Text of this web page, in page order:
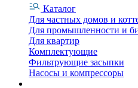
Каталог
Для частных домов и
Для промышленности и
Для квартир
Комплектующие
Фильтрующие засыпки
Насосы и компрессоры